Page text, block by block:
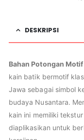
DESKRIPSI
Bahan Potongan
kain batik bermotif
Jawa sebagai simbol
budaya Nusantara.
kain ini memiliki
diaplikasikan untuk